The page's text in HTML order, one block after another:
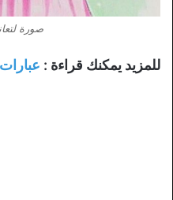
صورة
للمزيد يمكنك قراءة :